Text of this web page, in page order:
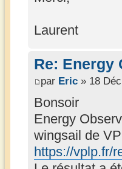
Laurent
Re: Energy
par Eric » 18
Bonsoir
Energy
wingsail de
https://vplp.fr/